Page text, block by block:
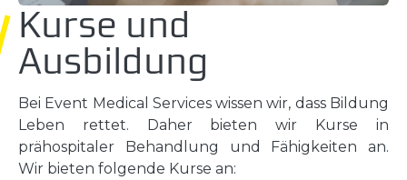
Kurse und
Ausbildung
Bei Event Medical Services wissen wir, dass Bildung
Leben rettet. Daher bieten wir Kurse in
prähospitaler Behandlung und Fähigkeiten an.
Wir bieten folgende Kurse an: